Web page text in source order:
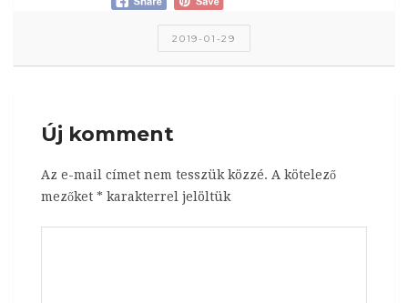
2019-01-29
Új komment
Az e-mail címet nem tesszük közzé. A kötelező
mezőket * karakterrel jelöltük